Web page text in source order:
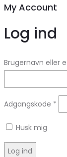
My Account
Log ind
Brugernavn eller
Adgangskode *
Husk mig
Log ind